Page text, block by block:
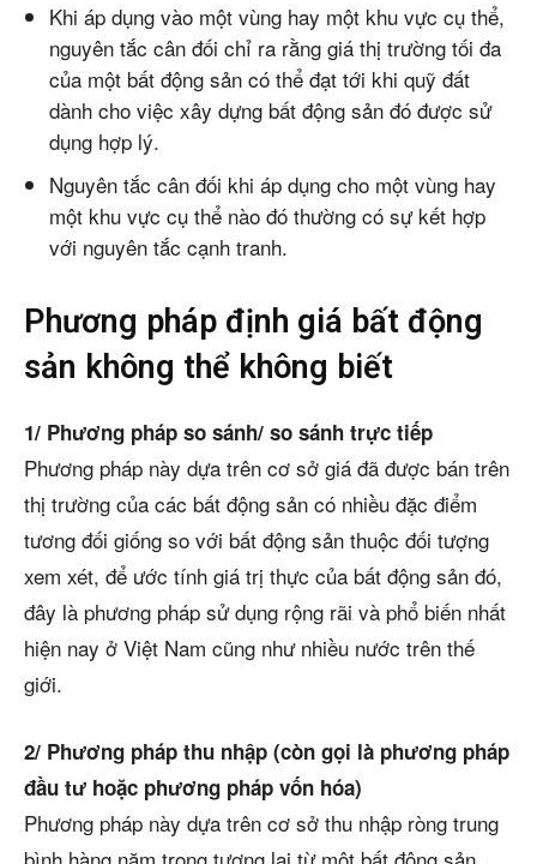
Khi áp dụng vào một vùng hay một khu vực cụ thể,
nguyên tắc cân đối chỉ ra rằng giá thị trường tối đa
của một bất động sản có thể đạt tới khi quỹ đất
dành cho việc xây dựng bất động sản đó được sử
dụng hợp lý.
Nguyên tắc cân đối khi áp dụng cho một vùng hay
một khu vực cụ thể nào đó thường có sự kết hợp
với nguyên tắc cạnh tranh.
Phương pháp định giá bất động
sản không thể không biết
1/ Phương pháp so sánh/ so sánh trực tiếp
Phương pháp này dựa trên cơ sở giá đã được bán trên
thị trường của các bất động sản có nhiều đặc điểm
tương đối giống so với bất động sản thuộc đối tượng
xem xét, để ước tính giá trị thực của bất động sản đó,
đây là phương pháp sử dụng rộng rãi và phổ biến nhất
hiện nay ở Việt Nam cũng như nhiều nước trên thế
giới.
2/ Phương pháp thu nhập (còn gọi là phương pháp
đầu tư hoặc phương pháp vốn hóa)
Phương pháp này dựa trên cơ sở thu nhập ròng trung